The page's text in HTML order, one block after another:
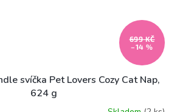
699 KČ
–14 %
svíčka Pet Lovers Cozy Cat Nap,
624 g